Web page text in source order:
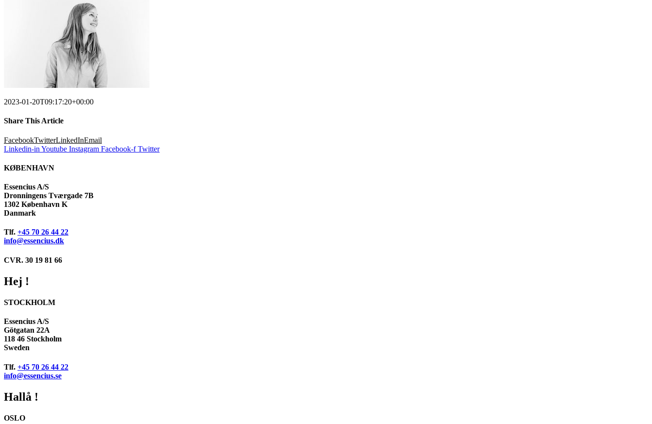
2023-01-20T09:17:20+00:00
Share This Article
FacebookTwitterLinkedInEmail
Linkedin-in Youtube Instagram Facebook-f Twitter
KØBENHAVN
Essencius A/S
Dronningens Tværgade 7B
1302 København K
Danmark
Tlf. +45 70 26 44 22
info@essencius.dk
CVR. 30 19 81 66
Hej !
STOCKHOLM
Essencius A/S
Götgatan 22A
118 46 Stockholm
Sweden
Tlf. +45 70 26 44 22
info@essencius.se
Hallå !
OSLO